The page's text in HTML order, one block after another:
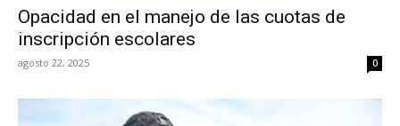
Opacidad en el manejo de las cuotas de
inscripción escolares
agosto 22, 2025 0